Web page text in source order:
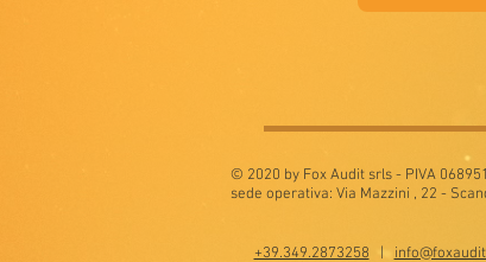
© 2020 by Fox Audit srls - PIVA
sede operativa: Via Mazzini , 22 -
+39.349.2873258